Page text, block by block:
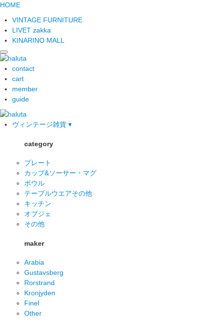
HOME
VINTAGE FURNITURE
LIVET zakka
KINARINO MALL
contact
cart
member
guide
ヴィンテージ雑貨 ▾
category
プレート
カップ&ソーサー・マグ
ボウル
テーブルウエアその他
キッチン
オブジェ
その他
maker
Arabia
Gustavsberg
Rorstrand
Kronjyden
Finel
Other